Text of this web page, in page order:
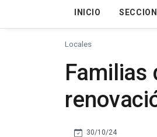
INICIO
Locales
Familias
30/10/24